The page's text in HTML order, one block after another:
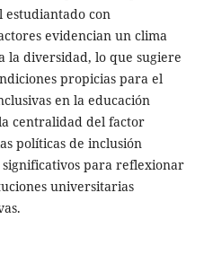
estudiantado con
evidencian un clima
la diversidad, lo que sugiere
propicias para el
en la educación
centralidad del factor
políticas de inclusión
para reflexionar
universitarias